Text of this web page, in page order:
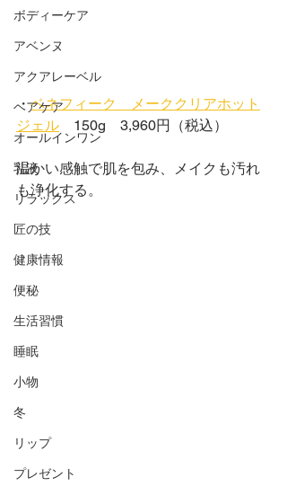
ボディーケア
アベンヌ
アクアレーベル
ヘアケア
オールインワン
乳液
リラックス
匠の技
健康情報
便秘
生活習慣
睡眠
小物
冬
リップ
プレゼント
・ベネフィーク　メーククリアホット
ジェル 150g　3,960円（税込）
温かい感触で肌を包み、メイクも汚れ
も浄化する。